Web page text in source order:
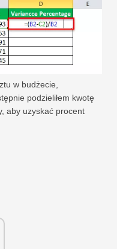
w budżecie,
podzieliłem kwotę
aby uzyskać procent